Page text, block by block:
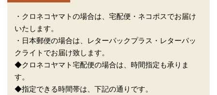
・クロネコヤマトの場合は、宅配便・ネコポスでお届け
いたします。
・日本郵便の場合は、レターパックプラス・レターパッ
クライトでお届け致します。
◆クロネコヤマト宅配便の場合は、時間指定も承りま
す。
◆指定できる時間帯は、下記の通りです。